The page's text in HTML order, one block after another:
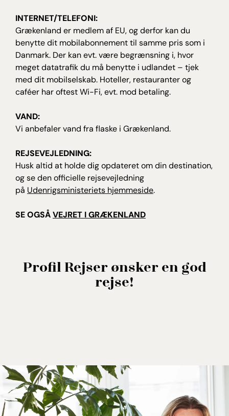
INTERNET/TELEFONI:
Grækenland er medlem af EU, og derfor kan du
benytte dit mobilabonnement til samme pris som i
Danmark. Der kan evt. være begrænsning i, hvor
meget datatrafik du må benytte i udlandet – tjek
med dit mobilselskab. Hoteller, restauranter og
caféer har oftest Wi-Fi, evt. mod betaling.
VAND:
Vi anbefaler vand fra flaske i Grækenland.
REJSEVEJLEDNING:
Husk altid at holde dig opdateret om din destination,
og se den officielle rejsevejledning
på Udenrigsministeriets hjemmeside.
SE OGSÅVEJRET I GRÆKENLAND
Profil Rejser ønsker en god
rejse!